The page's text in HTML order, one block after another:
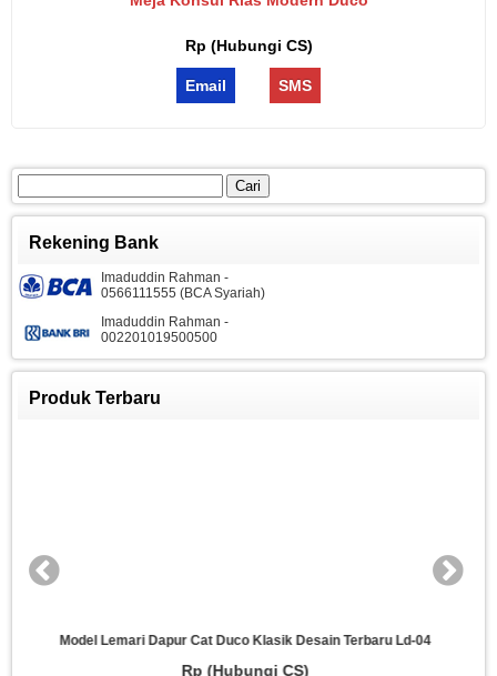
Rp (Hubungi CS)
Email SMS
untuk:
Rekening Bank
Imaduddin Rahman -
0566111555 (BCA Syariah)
Imaduddin Rahman -
002201019500500
Produk Terbaru
Desain Terbaru Ld-04 Desain Lemari Dapur Kayu Jati Klasik